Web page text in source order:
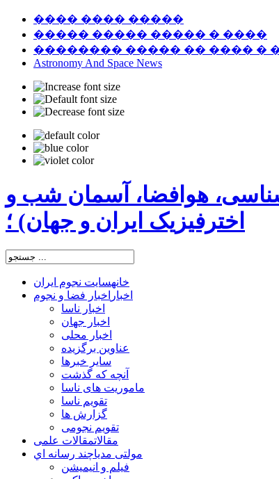
���� ���� �����
����� ����� ����� � ����
�������� ����� �� ���� �
Astronomy And Space News
هوافضا، آسمان شب و
اخترفیزیک ایران و جهان) ؛
خانهسایت نجوم ایران
اخبار اخبار فضا و نجوم
اخبار ناسا
اخبار جهان
اخبار محلی
عناوین برگزیده
سایر خبرها
آنچه که گذشت
ماموریت های ناسا
تقویم ناسا
گزارش ها
تقویم نجومی
مقالاتمقالات علمی
مولتی مدیاچند رسانه اي
فیلم و انیمیشن